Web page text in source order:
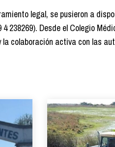
legal, se pusieron a
238269). Desde el Colegio
colaboración activa con las